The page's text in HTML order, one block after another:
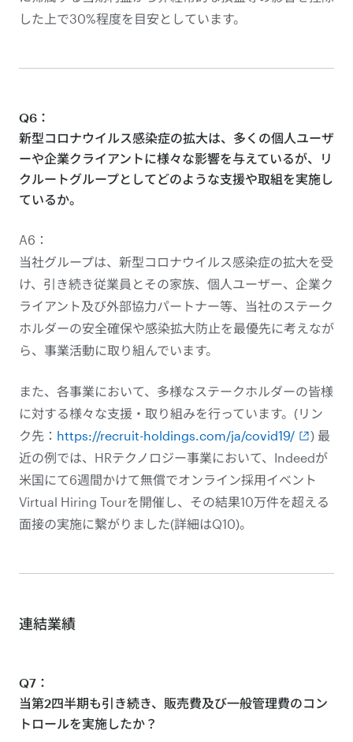
した上で30%程度を目安としています。
Q6：
新型コロナウイルス感染症の拡大は、多くの個人ユーザ
ーや企業クライアントに様々な影響を与えているが、リ
クルートグループとしてどのような支援や取組を実施し
ているか。
A6：
当社グループは、新型コロナウイルス感染症の拡大を受
け、引き続き従業員とその家族、個人ユーザー、企業ク
ライアント及び外部協力パートナー等、当社のステーク
ホルダーの安全確保や感染拡大防止を最優先に考えなが
ら、事業活動に取り組んでいます。
また、各事業において、多様なステークホルダーの皆様
に対する様々な支援・取り組みを行っています。(リン
ク先： https://recruit-holdings.com/ja/covid19/
) 最
近の例では、HRテクノロジー事業において、Indeedが
米国にて6週間かけて無償でオンライン採用イベント
Virtual Hiring Tourを開催し、その結果10万件を超える
面接の実施に繋がりました(詳細はQ10)。
連結業績
Q7：
当第2四半期も引き続き、販売費及び一般管理費のコン
トロールを実施したか？